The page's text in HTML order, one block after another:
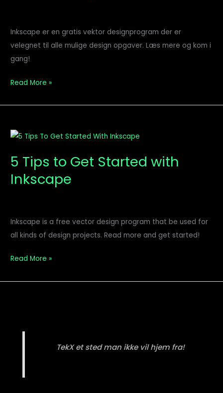
Inkscape er en gratis vektor designprogram der er
velegnet til alle mulige design opgaver. Læs mere og kom i
gang!
Inkscape
Read More »
5 Tips to Get Started with
Inkscape
Inkscape is a free vector design program that be used for
all kinds of design projects. Read more and get started!
5
to
Get
Read More »
TekX et sted man ikke vil hjem fra!